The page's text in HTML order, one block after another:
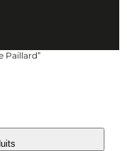
Paillard”